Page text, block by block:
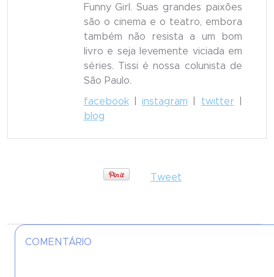
Funny Girl. Suas grandes paixões
são o cinema e o teatro, embora
também não resista a um bom
livro e seja levemente viciada em
séries. Tissi é nossa colunista de
São Paulo.
facebook|instagram twitter|
blog
Tweet